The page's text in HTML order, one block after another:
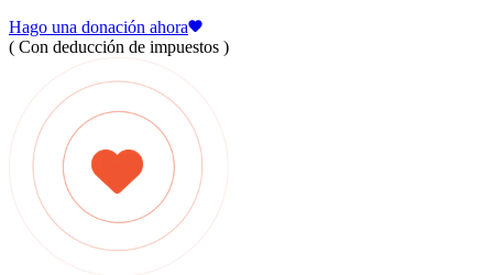
Hago una donación ahora
( Con deducción de impuestos )